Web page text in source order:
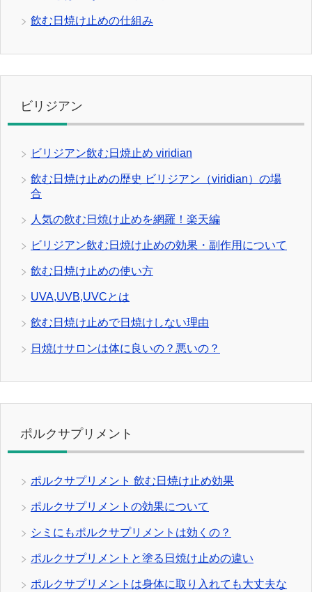
飲む日焼け止めの仕組み
ビリジアン
ビリジアン飲む日焼止め viridian
飲む日焼け止めの歴史 ビリジアン（viridian）の場
合
人気の飲む日焼け止めを網羅！楽天編
ビリジアン飲む日焼け止めの効果・副作用について
飲む日焼け止めの使い方
UVA,UVB,UVCとは
飲む日焼け止めで日焼けしない理由
日焼けサロンは体に良いの？悪いの？
ポルクサプリメント
ポルクサプリメント 飲む日焼け止め効果
ポルクサプリメントの効果について
シミにもポルクサプリメントは効くの？
ポルクサプリメントと塗る日焼け止めの違い
ポルクサプリメントは身体に取り入れても大丈夫な